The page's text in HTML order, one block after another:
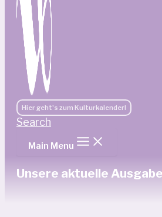
Hier geht's zum Kulturkalender!
Search
Main Menu
Unsere aktuelle